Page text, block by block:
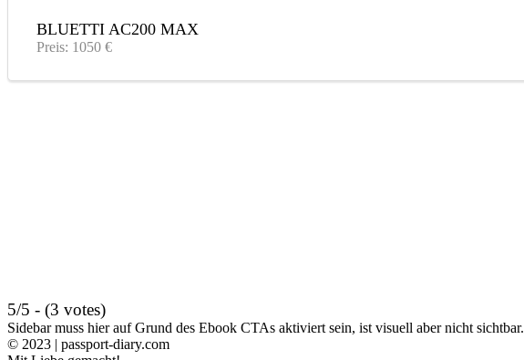
BLUETTI AC200 MAX
Preis: 1050 €
5/5 - (3 votes)
Sidebar muss hier auf Grund des Ebook CTAs aktiviert sein, ist visuell aber nicht sichtbar.
© 2023 | passport-diary.com